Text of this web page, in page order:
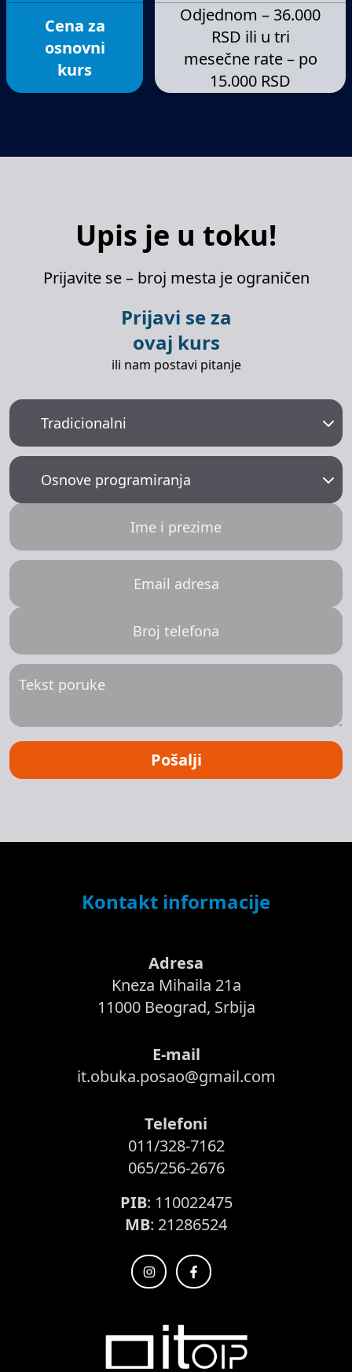
Cena za
osnovni
kurs
Odjednom – 36.000
RSD ili u tri
mesečne rate – po
15.000 RSD
Upis je u toku!
Prijavite se – broj mesta je ograničen
Prijavi se za
ovaj kurs
ili nam postavi pitanje
Pošalji
Kontakt informacije
Adresa
Kneza Mihaila 21a
11000 Beograd, Srbija
E-mail
it.obuka.posao@gmail.com
Telefoni
011/328-7162
065/256-2676
PIB: 110022475
MB: 21286524